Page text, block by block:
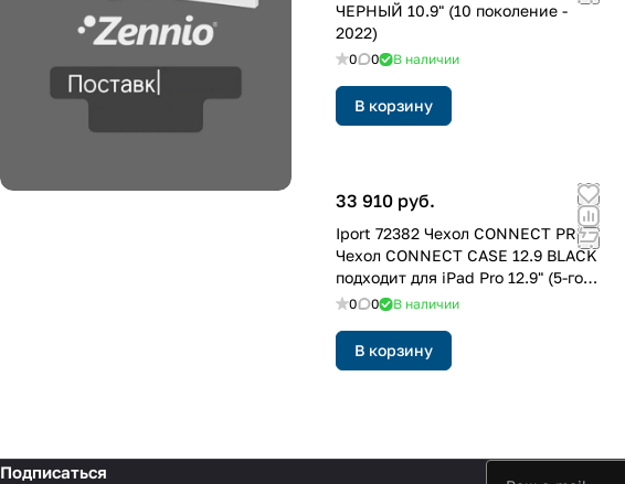
ЧЕРНЫЙ 10.9" (10 поколение -
2022)
0 0 В наличии
В корзину
33 910 руб.
Iport 72382 Чехол CONNECT PRO
Чехол CONNECT CASE 12.9 BLACK
подходит для iPad Pro 12.9" (5-го
поколения)
0 0 В наличии
В корзину
Подписаться